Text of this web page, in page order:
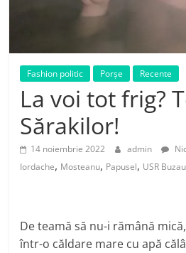
Fashion politic Porșe Recente
La voi tot frig?
Sărakilor!
14 noiembrie 2022 admin
Iordache, Mosteanu, Papusel, USR Buzau
De teamă să nu-i rămână
într-o căldare mare cu apă